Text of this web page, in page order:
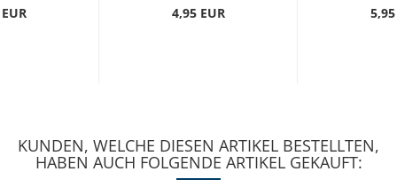
4,95 EUR
KUNDEN, WELCHE DIESEN ARTIKEL BESTELLTEN,
HABEN AUCH FOLGENDE ARTIKEL GEKAUFT: